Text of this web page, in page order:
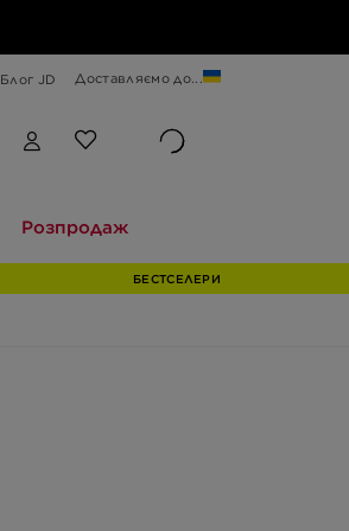
Блог JD Доставляємо до...
Розпродаж
БЕСТСЕЛЕРИ